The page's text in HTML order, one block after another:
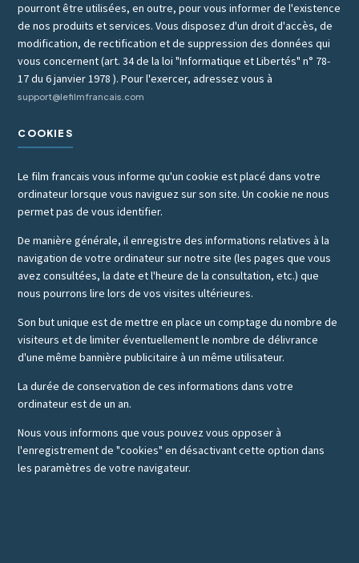
pourront être utilisées, en outre, pour vous informer de l'existence
de nos produits et services. Vous disposez d'un droit d'accès, de
modification, de rectification et de suppression des données qui
vous concernent (art. 34 de la loi "Informatique et Libertés" n° 78-
17 du 6 janvier 1978 ). Pour l'exercer, adressez vous à
support@lefilmfrancais.com
COOKIES
Le film francais vous informe qu'un cookie est placé dans votre
ordinateur lorsque vous naviguez sur son site. Un cookie ne nous
permet pas de vous identifier.
De manière générale, il enregistre des informations relatives à la
navigation de votre ordinateur sur notre site (les pages que vous
avez consultées, la date et l'heure de la consultation, etc.) que
nous pourrons lire lors de vos visites ultérieures.
Son but unique est de mettre en place un comptage du nombre de
visiteurs et de limiter éventuellement le nombre de délivrance
d'une même bannière publicitaire à un même utilisateur.
La durée de conservation de ces informations dans votre
ordinateur est de un an.
Nous vous informons que vous pouvez vous opposer à
l'enregistrement de "cookies" en désactivant cette option dans
les paramètres de votre navigateur.